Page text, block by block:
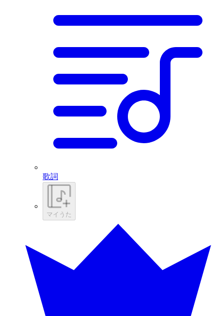
歌詞
マイうた